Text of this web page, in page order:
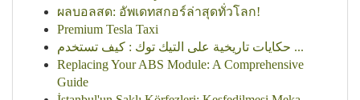
ผลบอลสด: อัพเดทสกอร์ล่าสุดทั่วโลก!
Premium Tesla Taxi
حكايات تاريخية على التيك توك : كيف تستخدم ...
Replacing Your ABS Module: A Comprehensive
Guide